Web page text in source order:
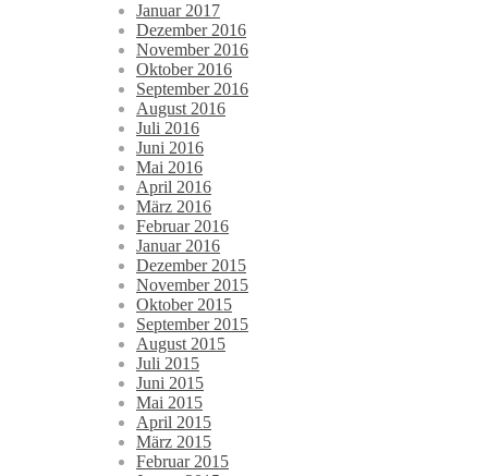
Januar 2017
Dezember 2016
November 2016
Oktober 2016
September 2016
August 2016
Juli 2016
Juni 2016
Mai 2016
April 2016
März 2016
Februar 2016
Januar 2016
Dezember 2015
November 2015
Oktober 2015
September 2015
August 2015
Juli 2015
Juni 2015
Mai 2015
April 2015
März 2015
Februar 2015